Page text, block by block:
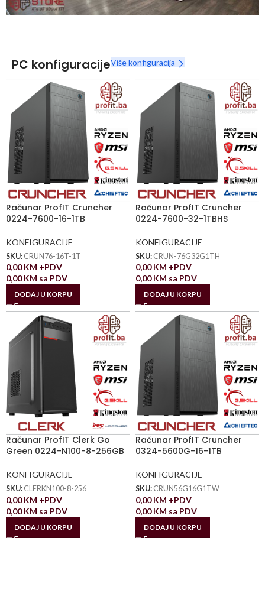
PC konfiguracijeViše konfiguracija
Računar ProfIT Cruncher
0224-7600-16-1TB
KONFIGURACIJE
SKU: CRUN76-16T-1T
0,00KM +PDV
0,00KM sa PDV
DODAJ U KORPU
Računar ProfIT Cruncher
0224-7600-32-1TBHS
KONFIGURACIJE
SKU: CRUN-76G32G1TH
0,00KM +PDV
0,00KM sa PDV
DODAJ U KORPU
Računar ProfIT Clerk Go
Green 0224-N100-8-256GB
KONFIGURACIJE
SKU: CLERKN100-8-256
0,00KM +PDV
0,00KM sa PDV
DODAJ U KORPU
Računar ProfIT Cruncher
0324-5600G-16-1TB
KONFIGURACIJE
SKU: CRUN56G16G1TW
0,00KM +PDV
0,00KM sa PDV
DODAJ U KORPU